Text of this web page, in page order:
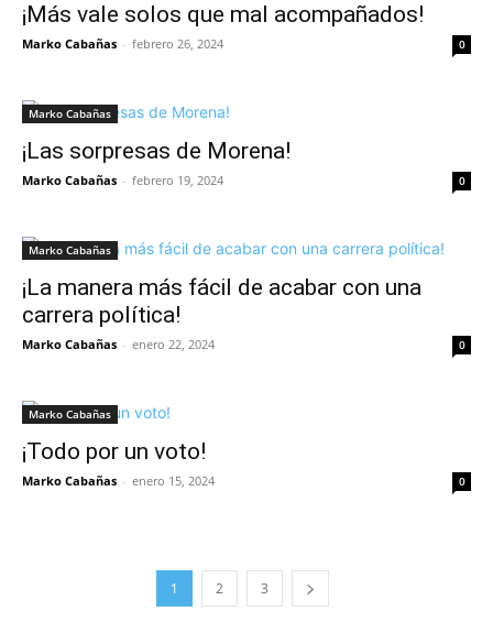
¡Más vale solos que mal acompañados!
Marko Cabañas - febrero 26, 2024 0
Marko Cabañas
¡Las sorpresas de Morena!
Marko Cabañas - febrero 19, 2024 0
Marko Cabañas
¡La manera más fácil de acabar con una
carrera política!
Marko Cabañas - enero 22, 2024 0
Marko Cabañas
¡Todo por un voto!
Marko Cabañas - enero 15, 2024 0
1 2 3